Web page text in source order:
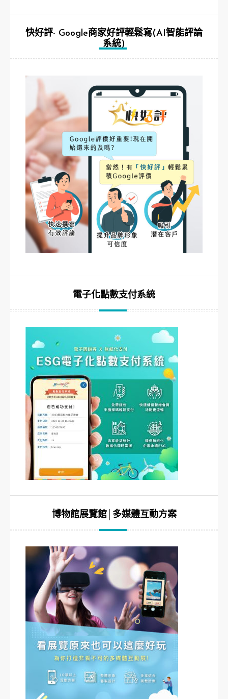
快好評- Google商家好評輕鬆寫(AI智能評論
系統)
電子化點數支付系統
博物館展覽館│多媒體互動方案